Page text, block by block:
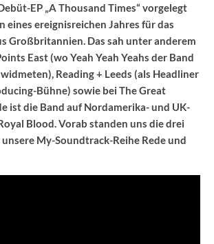
EP „A Thousand Times“ vorgelegt
eines ereignisreichen Jahres für das
Großbritannien. Das sah unter anderem
East (wo Yeah Yeah Yeahs der Band
widmeten), Reading + Leeds (als Headliner
Bühne) sowie bei The Great
ist die Band auf Nordamerika- und UK-
Blood. Vorab standen uns die drei
My-Soundtrack-Reihe Rede und